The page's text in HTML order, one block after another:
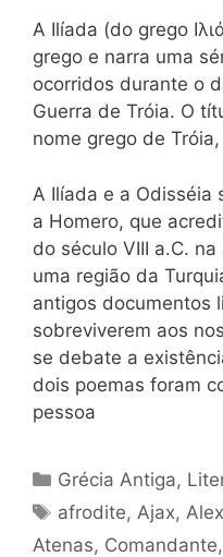
A Ilíada (do grego
grego e narra uma
ocorridos durante o
Guerra de Tróia. O
nome grego de Tróia,
A Ilíada e a Odisséia
a Homero, que
do século VIII a.C.
uma região da
antigos documentos
sobreviverem aos
se debate a
dois poemas foram
pessoa
Categorias
Grécia Antiga,
Tags
afrodite, Ajax,
Atenas, Comandante,